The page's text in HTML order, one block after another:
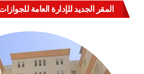
المقر الجديد للإدارة العامة